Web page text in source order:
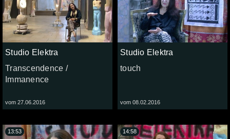
Studio Elektra
Transcendence /
Immanence
vom 27.06.2016
Studio Elektra
touch
vom 08.02.2016
13:53 14:58